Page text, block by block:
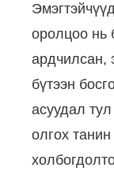
оролцоо нь
ардчилсан,
бүтээн
асуудал
олгох